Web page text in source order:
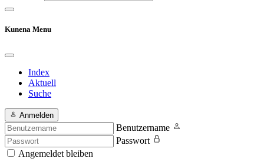
Kunena Menu
Index
Aktuell
Suche
Anmelden
Benutzername
Passwort
Angemeldet bleiben